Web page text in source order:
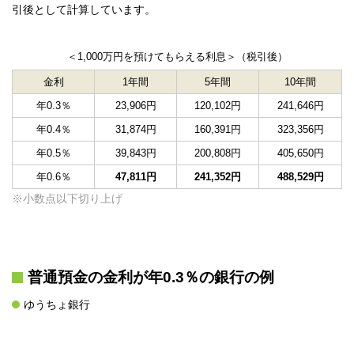
引後として計算しています。
＜1,000万円を預けてもらえる利息＞（税引後）
金利 1年間 5年間
10年間
年0.3％
23,906円 120,102円
241,646円
年0.4％
31,874円 160,391円
323,356円
年0.5％
39,843円 200,808円
405,650円
年0.6％
47,811円 241,352円 488,529円
※小数点以下切り上げ
普通預金の金利が年0.3％の銀行の例
ゆうちょ銀行